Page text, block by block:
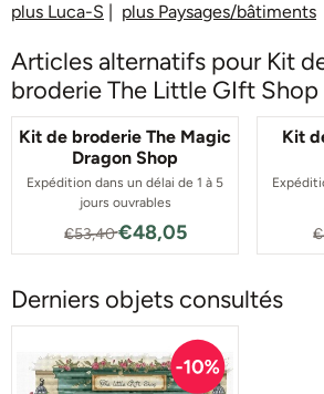
plus Luca-S plus Paysages/bâtiments
Articles alternatifs pour Kit
broderie The Little GIft Shop
Kit de broderie The Magic
Dragon Shop
Expédition dans un délai de 1 à 5
jours ouvrables
Par53,40 pour 48,05
€53,40€48,05
Kit
Derniers objets consultés